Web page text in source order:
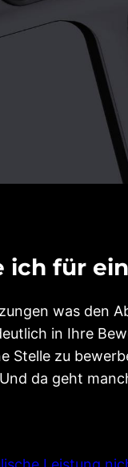
ich für
was den
in Ihre
Stelle zu
da geht